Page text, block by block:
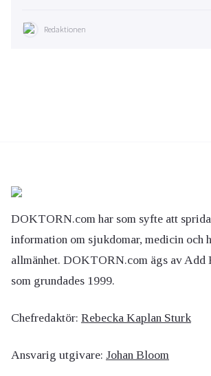
Redaktionen
DOKTORN.com har som syfte att
information om sjukdomar, medicin och
allmänhet. DOKTORN.com ägs av Add
som grundades 1999.
Chefredaktör: Rebecka Kaplan Sturk
Ansvarig utgivare: Johan Bloom